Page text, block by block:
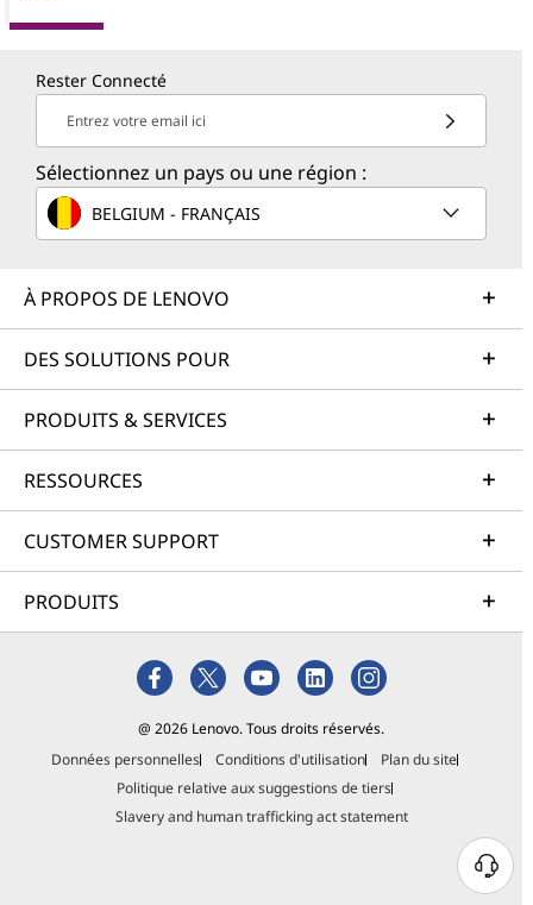
Rester Connecté
Entrez votre email ici
Sélectionnez un pays ou une région :
BELGIUM - FRANÇAIS
À PROPOS DE LENOVO
DES SOLUTIONS POUR
PRODUITS & SERVICES
RESSOURCES
CUSTOMER SUPPORT
PRODUITS
@ 2026 Lenovo. Tous droits réservés.
Données personnelles
Conditions d'utilisation
Plan du site
Politique relative aux suggestions de tiers
Slavery and human trafficking act statement